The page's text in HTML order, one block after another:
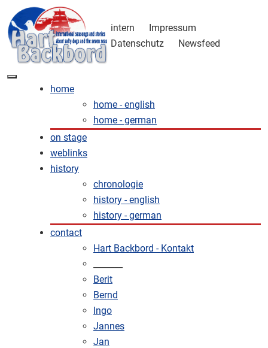
intern
Impressum
Datenschutz
Newsfeed
home
home - english
home - german
on stage
weblinks
history
chronologie
history - english
history - german
contact
Hart Backbord - Kontakt
Berit
Bernd
Ingo
Jannes
Jan